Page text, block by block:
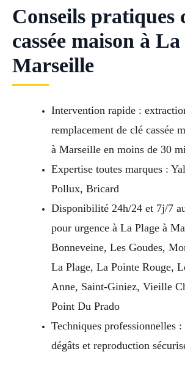
Conseils pratiques
cassée maison à
Marseille
Intervention rapide :
remplacement de clé cassée
à Marseille en moins de 30
Expertise toutes marques :
Pollux, Bricard
Disponibilité 24h/24 et 7j/7
pour urgence à La Plage à
Bonneveine, Les Goudes,
La Plage, La Pointe Rouge,
Anne, Saint-Giniez, Vieille
Point Du Prado
Techniques professionnelles :
dégâts et reproduction